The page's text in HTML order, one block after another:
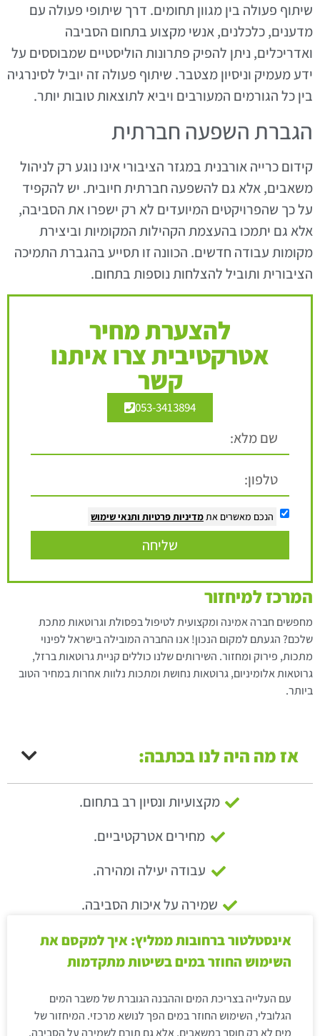
שיתוף פעולה בין מגוון תחומים. דרך שיתופי פעולה עם
מדענים, כלכלנים, אנשי מקצוע בתחום הסביבה
ואדריכלים, ניתן להפיק פתרונות הוליסטיים שמבוססים על
ידע מעמיק וניסיון מצטבר. שיתוף פעולה זה יוביל לסינרגיה
בין כל הגורמים המעורבים ויביא לתוצאות טובות יותר.
הגברת השפעה חברתית
קידום כרייה אורבנית במגזר הציבורי אינו נוגע רק לניהול
משאבים, אלא גם להשפעה חברתית חיובית. יש להקפיד
על כך שהפרויקטים המיועדים לא רק ישפרו את הסביבה,
אלא גם יתמכו בהעצמת הקהילות המקומיות וביצירת
מקומות עבודה חדשים. הכוונה זו תסייע בהגברת התמיכה
הציבורית ותוביל להצלחות נוספות בתחום.
להצערת מחיר
אטרקטיבית צרו איתנו
קשר
053-3413894
הנכם מאשרים אתמדיניות פרטיות ותנאי שימוש
שליחה
המרכז למיחזור
מחפשים חברה אמינה ומקצועית לטיפול בפסולת וגרוטאות מתכת
שלכם? הגעתם למקום הנכון! אנו החברה המובילה בישראל לפינוי
מתכות, פירוק ומחזור. השירותים שלנו כוללים קניית גרוטאות ברזל,
גרוטאות אלומיניום, גרוטאות נחושת ומתכות נלוות אחרות במחיר הטוב
ביותר.
אז מה היה לנו בכתבה:
מקצועיות ונסיון רב בתחום.
מחירים אטרקטיביים.
עבודה יעילה ומהירה.
שמירה על איכות הסביבה.
אינסטלטור ברחובות ממליץ: איך למקסם את
השימוש החוזר במים בשיטות מתקדמות
עם העלייה בצריכת המים וההבנה הגוברת של משבר המים
הגלובלי, השימוש החוזר במים הפך לנושא מרכזי. המיחזור של
מים לא רק חוסך במשאבים, אלא גם תורם לשמירה על הסביבה.